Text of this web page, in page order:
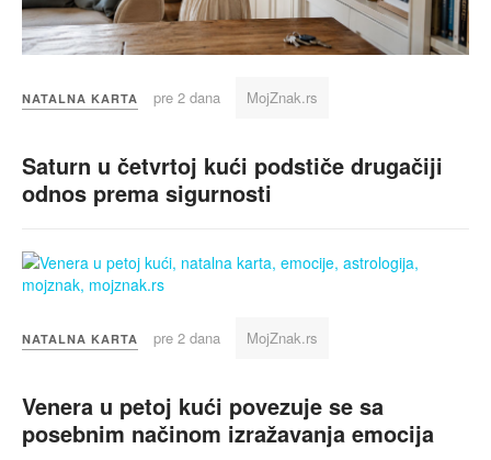
NATALNA KARTA pre 2 dana MojZnak.rs
Saturn u četvrtoj kući podstiče drugačiji
odnos prema sigurnosti
NATALNA KARTA pre 2 dana MojZnak.rs
Venera u petoj kući povezuje se sa
posebnim načinom izražavanja emocija